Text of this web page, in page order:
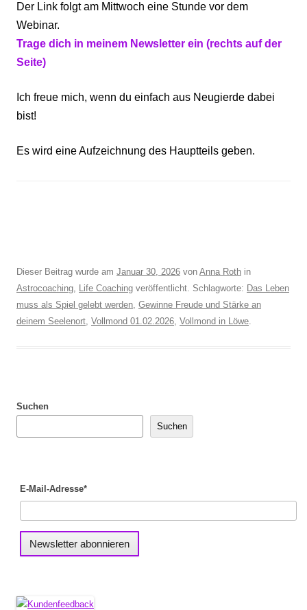
Der Link folgt am Mittwoch eine Stunde vor dem
Webinar.
Trage dich in meinem Newsletter ein (rechts auf der
Seite)
Ich freue mich, wenn du einfach aus Neugierde dabei
bist!
Es wird eine Aufzeichnung des Hauptteils geben.
Dieser Beitrag wurde am Januar 30, 2026 von Anna Roth in
Astrocoaching, Life Coaching veröffentlicht. Schlagworte: Das Leben
muss als Spiel gelebt werden, Gewinne Freude und Stärke an
deinem Seelenort, Vollmond 01.02.2026, Vollmond in Löwe.
Suchen
Suchen
E-Mail-Adresse*